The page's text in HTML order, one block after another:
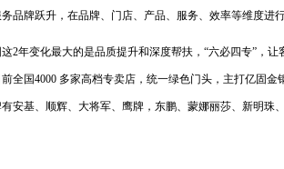
品牌跃升，在品牌、门店、产品、服务、效率等维度进
2年变化最大的是品质提升和深度帮扶，“六必四专”，
全国4000 多家高档专卖店，统一绿色门头，主打亿固
安基、顺辉、大将军、鹰牌，东鹏、蒙娜丽莎、新明珠